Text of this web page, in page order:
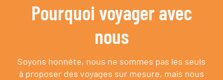
Pourquoi voyager avec
nous
Soyons honnête, nous ne sommes pas les seuls
à proposer des voyages sur mesure, mais nous